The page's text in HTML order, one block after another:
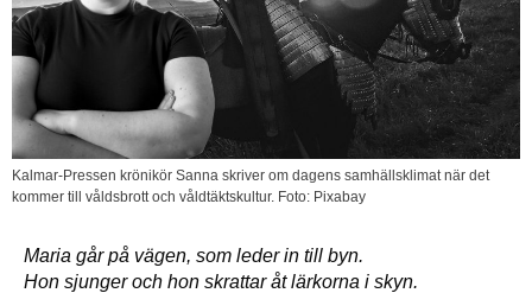
Kalmar-Pressen krönikör Sanna skriver om dagens samhällsklimat när det
kommer till våldsbrott och våldtäktskultur. Foto: Pixabay
Maria går på vägen, som leder in till byn.
Hon sjunger och hon skrattar åt lärkorna i skyn.